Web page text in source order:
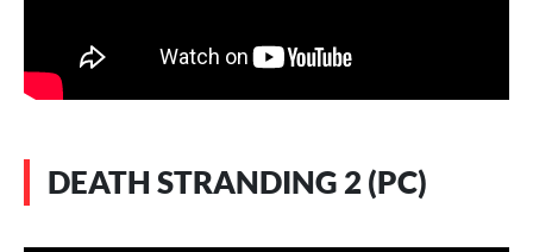
DEATH STRANDING 2 (PC)